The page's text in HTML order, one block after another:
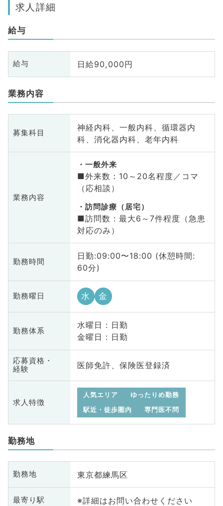
求人詳細
給与
給与 日給90,000円
業務内容
募集科目
神経内科、一般内科、循環器内
科、消化器内科、老年内科
業務内容
一般外来
■外来数：10～20名程度／コマ
（応相談）
訪問診療（居宅）
■訪問数：最大6～7件程度（急患
対応のみ）
勤務時間
日勤:09:00〜18:00 (休憩時間:
60分)
勤務曜日 水 金
勤務体系
水曜日 : 日勤
金曜日 : 日勤
応募資格・
経験
医師免許、保険医登録済
求人特徴
人気エリア
ゆったりめ勤務
駅近・徒歩圏内
専門医不問
勤務地
勤務地 東京都練馬区
最寄り駅 ※詳細はお問い合わせください